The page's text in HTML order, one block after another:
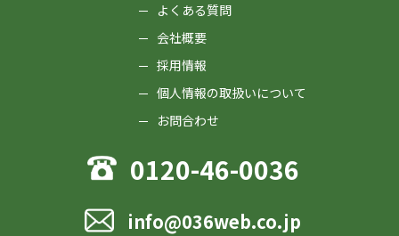
よくある質問
会社概要
採用情報
個人情報の取扱いについて
お問合わせ
0120-46-0036
info@036web.co.jp